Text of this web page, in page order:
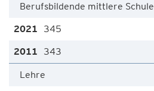
Berufsbildende mittlere Schule
345
343
Lehre